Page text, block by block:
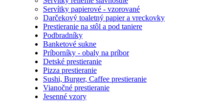
Servítky papierové - vzorované
Darčekový toaletný papier a vreckovky
Prestieranie na stôl a pod taniere
Podbradníky
Banketové sukne
Príborníky - obaly na príbor
Detské prestieranie
Pizza prestieranie
Sushi, Burger, Caffee prestieranie
Vianočné prestieranie
Jesenné vzory